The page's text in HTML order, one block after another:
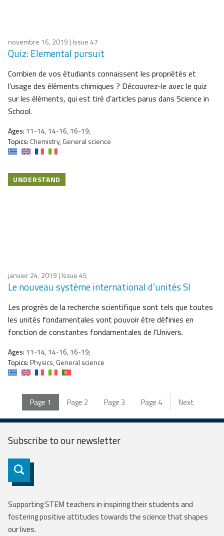
novembre 16, 2019 | Issue 47
Quiz: Elemental pursuit
Combien de vos étudiants connaissent les propriétés et
l’usage des éléments chimiques ? Découvrez-le avec le quiz
sur les éléments, qui est tiré d’articles parus dans Science in
School.
Ages: 11-14, 14-16, 16-19;
Topics: Chemistry, General science
UNDERSTAND
janvier 24, 2019 | Issue 45
Le nouveau système international d’unités SI
Les progrès de la recherche scientifique sont tels que toutes
les unités fondamentales vont pouvoir être définies en
fonction de constantes fondamentales de l’Univers.
Ages: 11-14, 14-16, 16-19;
Topics:Physics, General science
Page 1 Page 2 Page3 Page 4 Next
Subscribe to ournewsletter
Subscribe
Supporting STEM teachers in inspiring their students and
fostering positive attitudes towards the science that shapes
our lives.